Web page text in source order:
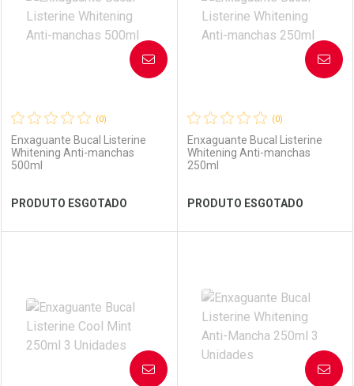
Ver Desconto Convênio Ver Desconto Convênio
(0)
Enxaguante Bucal Listerine
Whitening Anti-manchas
500ml
PRODUTO ESGOTADO
AVISE-ME
Laboratório
Por Menos
(0)
Enxaguante Bucal Listerine
Whitening Anti-manchas
250ml
PRODUTO ESGOTADO
AVISE-ME
Laboratório
Por Menos
AVISE-ME AVISE-ME